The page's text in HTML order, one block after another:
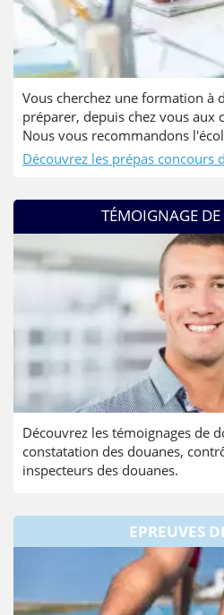
Vous cherchez une formation à
préparer, depuis chez vous aux
Nous vous recommandons
Découvrez les prépas concours
TÉMOIGNAGE
Découvrez les témoignages de
constatation des douanes,
inspecteurs des douanes.
EPREUVES